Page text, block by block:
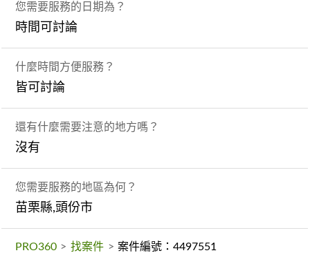
您需要服務的日期為？
時間可討論
什麼時間方便服務？
皆可討論
還有什麼需要注意的地方嗎？
沒有
您需要服務的地區為何？
苗栗縣,頭份市
PRO360 > 找案件 > 案件編號：4497551